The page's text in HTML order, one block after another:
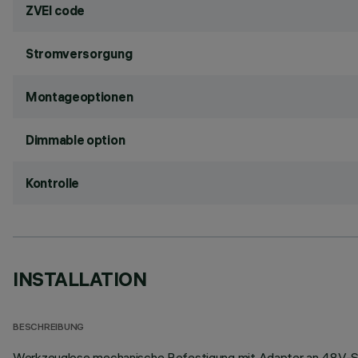
ZVEI code
Stromversorgung
Montageoptionen
Dimmable option
Kontrolle
INSTALLATION
BESCHREIBUNG